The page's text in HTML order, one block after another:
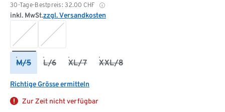
30-Tage-Bestpreis: 32.00 CHF
inkl. MwSt.zzgl. Versandkosten
M/5 L/6 XL/7 XXL/8
Richtige Grösse ermitteln
Zur Zeit nicht verfügbar